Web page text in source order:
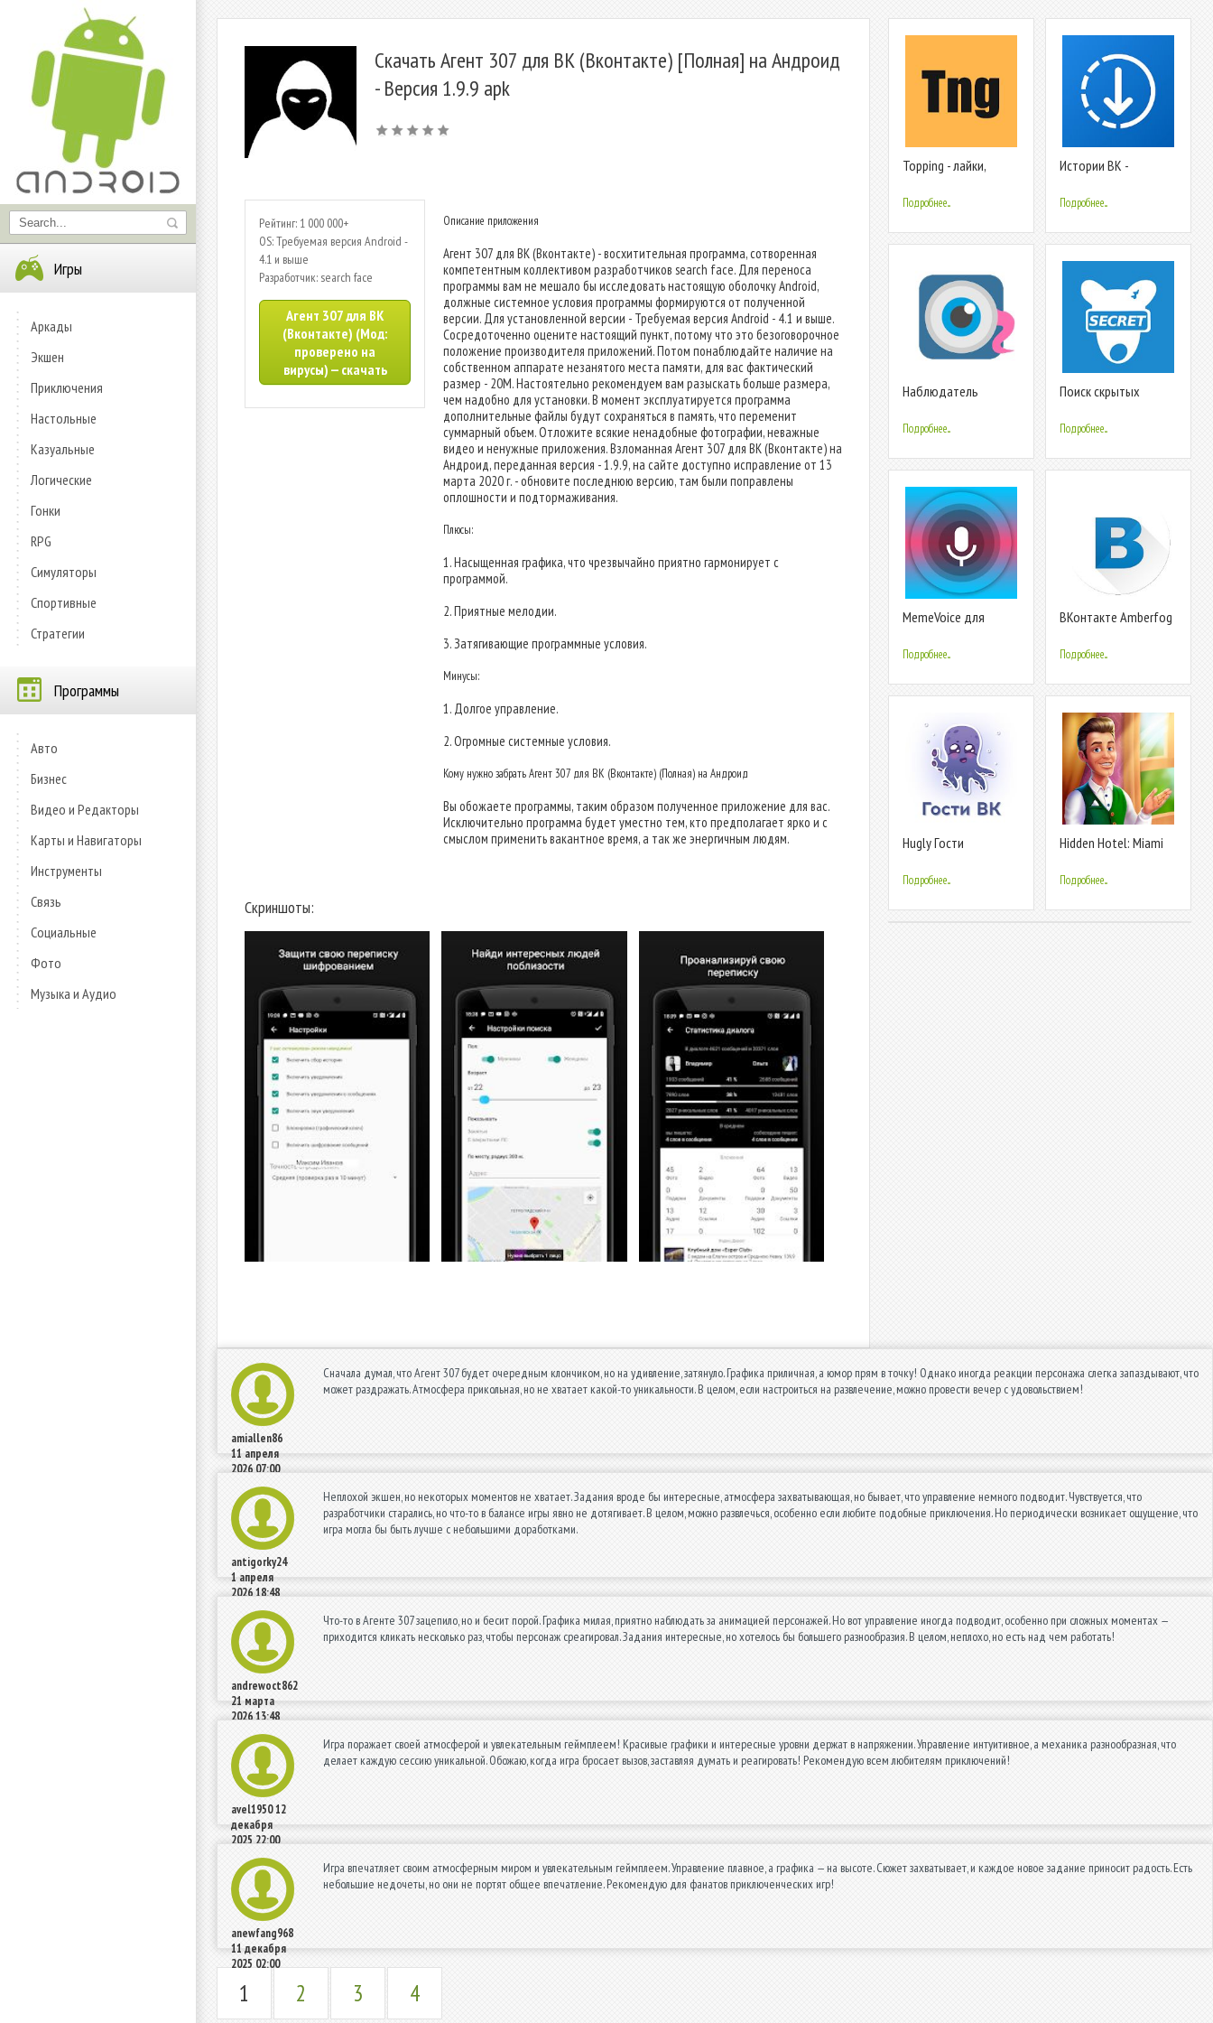
Игры
Аркады
Экшен
Приключения
Настольные
Казуальные
Логические
Гонки
RPG
Симуляторы
Спортивные
Стратегии
Программы
Авто
Бизнес
Видео и Редакторы
Карты и Навигаторы
Инструменты
Связь
Социальные
Фото
Музыка и Аудио
Скачать Агент 307 для ВК (Вконтакте) [Полная] на Андроид
- Версия 1.9.9 apk
Рейтинг: 1 000 000+
OS: Требуемая версия Android -
4.1 и выше
Разработчик: search face
Агент 307 для ВК
(Вконтакте) (Мод:
проверено на
вирусы) — скачать
Описание приложения
Агент 307 для ВК (Вконтакте) - восхитительная программа, сотворенная
компетентным коллективом разработчиков search face. Для переноса
программы вам не мешало бы исследовать настоящую оболочку Android,
должные системное условия программы формируются от полученной
версии. Для установленной версии - Требуемая версия Android - 4.1 и выше.
Сосредоточенно оцените настоящий пункт, потому что это безоговорочное
положение производителя приложений. Потом понаблюдайте наличие на
собственном аппарате незанятого места памяти, для вас фактический
размер - 20M. Настоятельно рекомендуем вам разыскать больше размера,
чем надобно для установки. В момент эксплуатируется программа
дополнительные файлы будут сохраняться в память, что переменит
суммарный объем. Отложите всякие ненадобные фотографии, неважные
видео и ненужные приложения. Взломанная Агент 307 для ВК (Вконтакте) на
Андроид, переданная версия - 1.9.9, на сайте доступно исправление от 13
марта 2020 г. - обновите последнюю версию, там были поправлены
оплошности и подтормаживания.
Плюсы:
1. Насыщенная графика, что чрезвычайно приятно гармонирует с
программой.
2. Приятные мелодии.
3. Затягивающие программные условия.
Минусы:
1. Долгое управление.
2. Огромные системные условия.
Кому нужно забрать Агент 307 для ВК (Вконтакте) (Полная) на Андроид
Вы обожаете программы, таким образом полученное приложение для вас.
Исключительно программа будет уместно тем, кто предполагает ярко и с
смыслом применить вакантное время, а так же энергичным людям.
Скриншоты:
Topping - лайки,
Инсты и Вконтакте
Подробнее...
Истории ВК -
истории ВКонтакте
Подробнее...
Наблюдатель
Подробнее...
Поиск скрытых
Сыщик для
Вконтакте
Подробнее...
MemeVoice для
Подробнее...
ВКонтакте Amberfog
Подробнее...
Hugly Гости
Подробнее...
Hidden Hotel: Miami
Подробнее...
amiallen86
11 апреля
2026 07:00
Сначала думал, что Агент 307 будет очередным клончиком, но на удивление, затянуло. Графика приличная, а юмор прям в точку! Однако иногда реакции персонажа слегка запаздывают, что
может раздражать. Атмосфера прикольная, но не хватает какой-то уникальности. В целом, если настроиться на развлечение, можно провести вечер с удовольствием!
antigorky24
1 апреля
2026 18:48
Неплохой экшен, но некоторых моментов не хватает. Задания вроде бы интересные, атмосфера захватывающая, но бывает, что управление немного подводит. Чувствуется, что
разработчики старались, но что-то в балансе игры явно не дотягивает. В целом, можно развлечься, особенно если любите подобные приключения. Но периодически возникает ощущение, что
игра могла бы быть лучше с небольшими доработками.
andrewoct862
21 марта
2026 13:48
Что-то в Агенте 307 зацепило, но и бесит порой. Графика милая, приятно наблюдать за анимацией персонажей. Но вот управление иногда подводит, особенно при сложных моментах —
приходится кликать несколько раз, чтобы персонаж среагировал. Задания интересные, но хотелось бы большего разнообразия. В целом, неплохо, но есть над чем работать!
avel195012
декабря
2025 22:00
Игра поражает своей атмосферой и увлекательным геймплеем! Красивые графики и интересные уровни держат в напряжении. Управление интуитивное, а механика разнообразная, что
делает каждую сессию уникальной. Обожаю, когда игра бросает вызов, заставляя думать и реагировать! Рекомендую всем любителям приключений!
anewfang968
11 декабря
2025 02:00
Игра впечатляет своим атмосферным миром и увлекательным геймплеем. Управление плавное, а графика — на высоте. Сюжет захватывает, и каждое новое задание приносит радость. Есть
небольшие недочеты, но они не портят общее впечатление. Рекомендую для фанатов приключенческих игр!
1 2 3 4